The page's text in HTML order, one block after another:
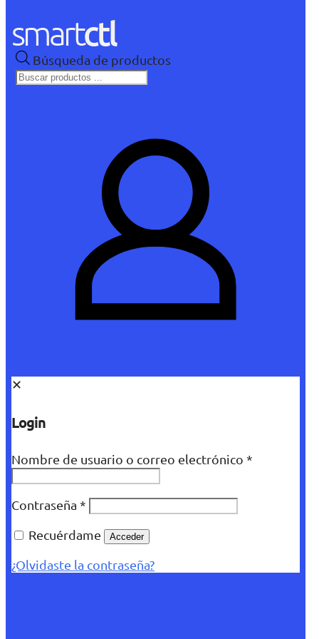
Búsqueda de productos
✕
Login
Nombre de usuario o correo electrónico *
Contraseña *
Recuérdame
Acceder
¿Olvidaste la contraseña?